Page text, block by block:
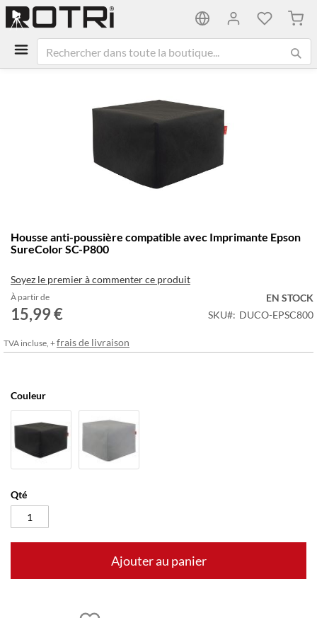
Mon
au
début
la
Galerie
d’images
Housse anti-poussière compatible avec Imprimante Epson
SureColor SC-P800
Soyez le premier à commenter ce produit
À partir de
15,99 €
EN STOCK
SKU
DUCO-EPSC800
TVA incluse, +frais de livraison
Couleur
Qté
Ajouter au panier